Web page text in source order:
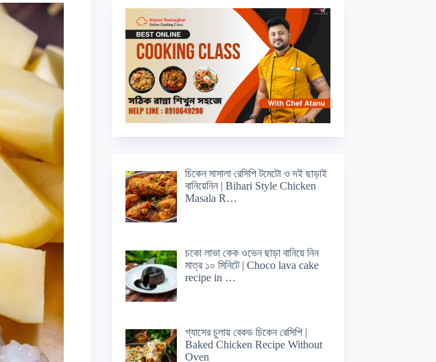
চিকেন মাসালা রেসিপি টমেটো ও দই ছাড়াই
বানিয়েনিন | Bihari Style Chicken
Masala R…
চকো লাভা কেক ওভেন ছাড়া বানিয়ে নিন
মাত্র ১০ মিনিটে | Choco lava cake
recipe in …
গ্যাসের চুলায় বেকড চিকেন রেসিপি |
Baked Chicken Recipe Without
Oven